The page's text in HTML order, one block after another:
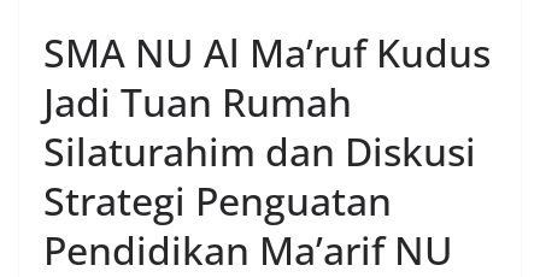
SMA NU Al Ma’ruf Kudus
Jadi Tuan Rumah
Silaturahim dan Diskusi
Strategi Penguatan
Pendidikan Ma’arif NU